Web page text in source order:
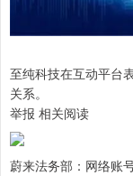
至纯科技在互动平台
关系。
举报 相关阅读
蔚来法务部：网络账